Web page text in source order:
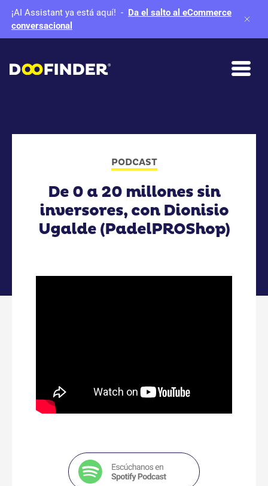
¡AI Assistant ya está aquí! - Da el salto al eCommerce
conversacional
PODCAST
De 0 a 20 millones sin
inversores, con Dionisio
Ugalde (PadelPROShop)